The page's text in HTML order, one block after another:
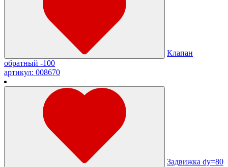
Клапан
обратный -100
артикул: 008670
Задвижка dy=80